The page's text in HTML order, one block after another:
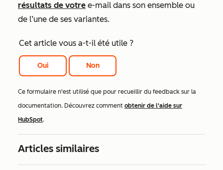
résultats de votre e-mail dans son ensemble ou
de l’une de ses variantes.
Cet article vous a-t-il été utile ?
Oui Non
Ce formulaire n'est utilisé que pour recueillir du feedback sur la
documentation. Découvrez comment obtenir de l'aide sur
HubSpot.
Articles similaires